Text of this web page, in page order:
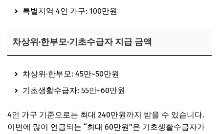
특별지역 4인 가구: 100만원
차상위·한부모·기초수급자 지급 금액
차상위·한부모: 45만~50만원
기초생활수급자: 55만~60만원
4인 가구 기준으로는 최대 240만원까지 받을 수 있습니다.
이번에 많이 언급되는 “최대 60만원”은 기초생활수급자가